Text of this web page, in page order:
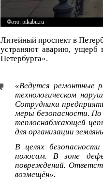
Фото: pikabu.ru
Литейный проспект в
устраняют аварию, ущерб
Петербурга».
«Ведутся ремонтные
технологическом
Сотрудники
меры безопасности.
теплоснабжающей
для организации
В целях
полосам. В зоне
повреждений.
возмещён».